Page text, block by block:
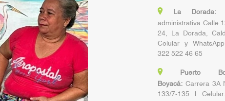
La Dorada:
administrativa Calle
24, La Dorada,
Celular y
322 522 46 65
Puerto
Boyacá: Carrera 3A
133/7-135 |